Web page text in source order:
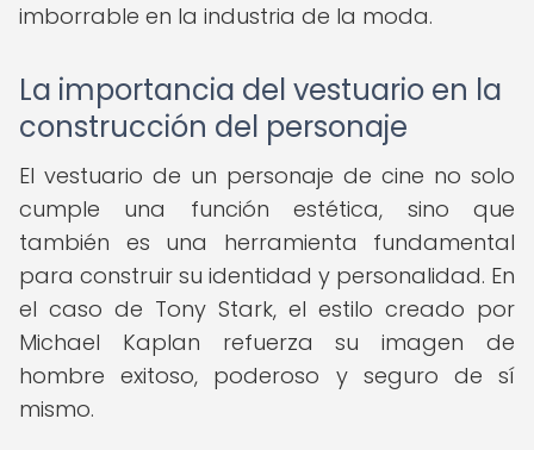
imborrable en la industria de la moda.
La importancia del vestuario en la
construcción del personaje
El vestuario de un personaje de cine no solo
cumple una función estética, sino que
también es una herramienta fundamental
para construir su identidad y personalidad. En
el caso de Tony Stark, el estilo creado por
Michael Kaplan refuerza su imagen de
hombre exitoso, poderoso y seguro de sí
mismo.